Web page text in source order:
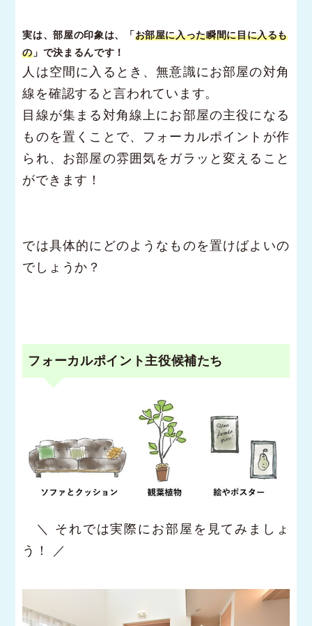
実は、部屋の印象は、「お部屋に入った瞬間に目に入るも
の 」で決まるんです！
人は空間に入るとき、無意識にお部屋の対角
線を確認すると言われています。
目線が集まる対角線上にお部屋の主役になる
ものを置くことで、フォーカルポイントが作
られ、お部屋の雰囲気をガラッと変えること
ができます！
では具体的にどのようなものを置けばよいの
でしょうか？
フォーカルポイント主役候補たち
＼ それでは実際にお部屋を見てみましょ
う！ ／